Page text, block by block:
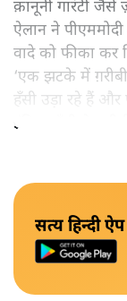
क़ानूनी गारंटी
ऐलान ने
वादे को फीका कर
‘एक झटके में
हँसी उड़ा रहे हैं और
इंदिरा गाँधी के
सत्य हिन्दी